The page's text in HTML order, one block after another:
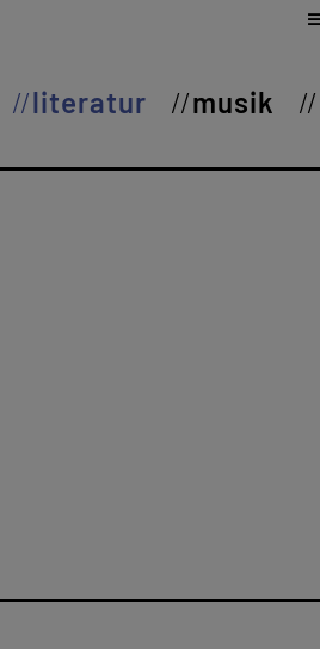
literatur musik